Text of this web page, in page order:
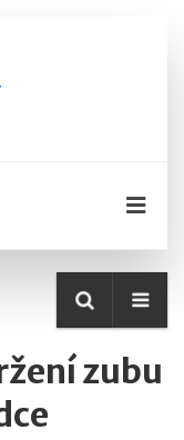
zubu